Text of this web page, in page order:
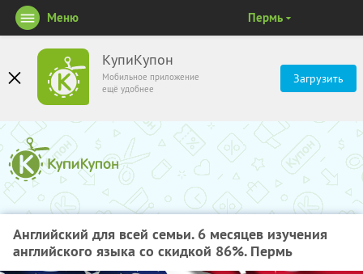
КупиКупон
Мобильное приложение
ещё удобнее
Загрузить
Меню Пермь
Английский для всей семьи. 6 месяцев изучения
английского языка со скидкой 86%. Пермь